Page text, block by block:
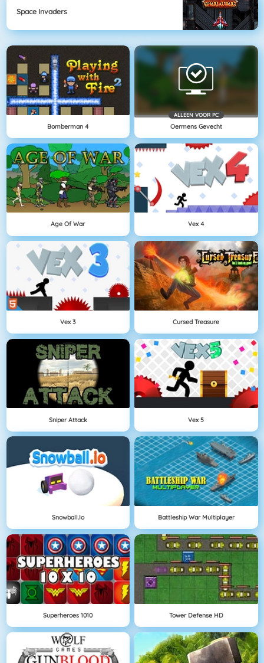
Space Invaders
Bomberman 4
ALLEEN VOOR PC
Oermens Gevecht
Age Of War Vex 4
Vex 3 Cursed Treasure
Sniper Attack Vex 5
Snowball.io Battleship War Multiplayer
Superheroes 1010 Tower Defense HD